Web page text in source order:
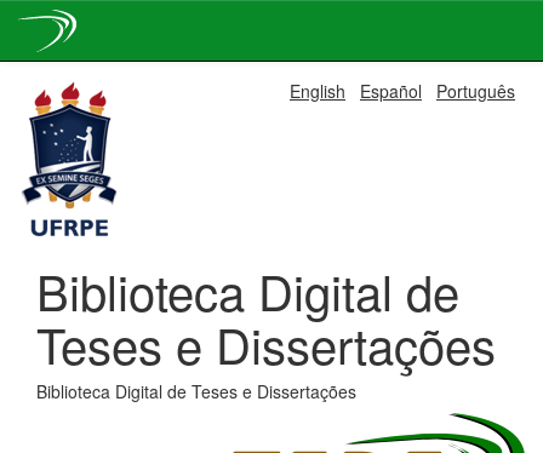
navigation
English Español Português
Biblioteca Digital de
Teses e Dissertações
Biblioteca Digital de Teses e Dissertações